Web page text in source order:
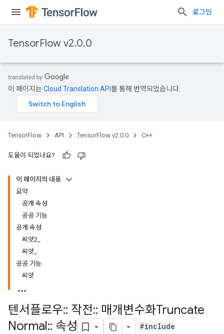
로그인
TensorFlow v2.0.0
이 페이지는Cloud Translation API 를 통해 번역되었습니다.
TensorFlow API TensorFlow v2.0.0 C++
도움이 되었나요?
이 페이지의 내용
요약
공개 속성
공공 기능
공개 속성
씨앗2_
씨앗_
공공 기능
씨앗
텐서플로우:: 작전:: 매개변수화Truncate
Normal:: 속성
#include